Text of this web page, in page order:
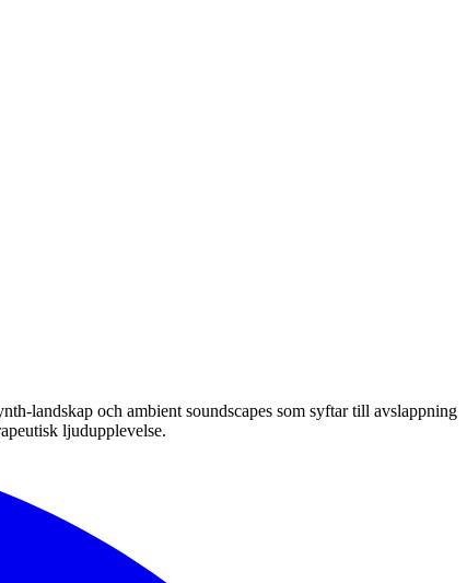
landskap och ambient soundscapes som syftar till avslappning
ljudupplevelse.